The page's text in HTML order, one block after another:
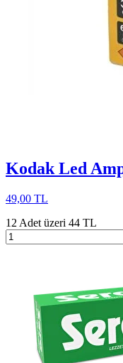
Kodak Led
49,00 TL
12 Adet üzeri 44 TL